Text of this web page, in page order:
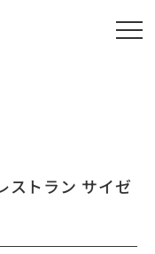
ストラン サイゼ